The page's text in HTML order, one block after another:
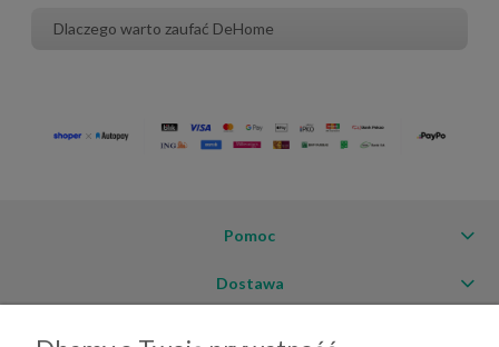
Dlaczego warto zaufać DeHome
Pomoc
Dostawa